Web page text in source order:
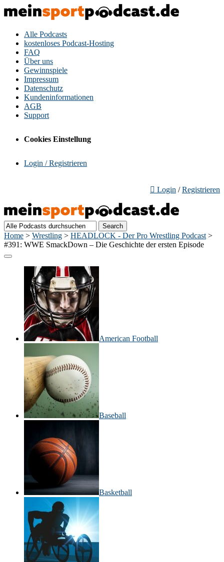
Alle Podcasts
kostenloses Podcast-Hosting
FAQ
Über uns
Gewinnspiele
Impressum
Datenschutz
Kundeninformationen
AGB
Support
Cookies Einstellung
Login / Registrieren
Login /Registrieren
Home > Wrestling > HEADLOCK - Der Pro Wrestling Podcast >
#391: WWE SmackDown – Die Geschichte der ersten Episode
American Football
Baseball
Basketball